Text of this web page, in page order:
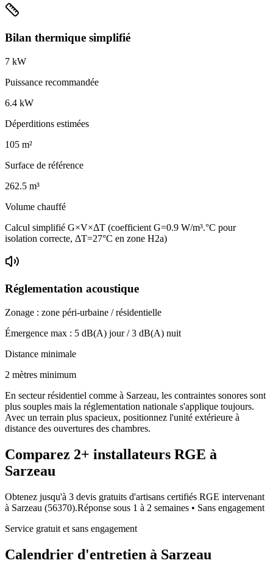
Bilan thermique simplifié
7 kW
Puissance recommandée
6.4 kW
Déperditions estimées
105 m²
Surface de référence
262.5 m³
Volume chauffé
Calcul simplifié G×V×ΔT (coefficient G=0.9 W/m³.°C pour
isolation correcte, ΔT=27°C en zone H2a)
Réglementation acoustique
Zonage : zone péri-urbaine / résidentielle
Émergence max : 5 dB(A) jour /3 dB(A) nuit
Distance minimale
2 mètres minimum
En secteur résidentiel comme à Sarzeau, les contraintes sonores sont
plus souples mais la réglementation nationale s'applique toujours.
Avec un terrain plus spacieux, positionnez l'unité extérieure à
distance des ouvertures des chambres.
Comparez 2+ installateurs RGE à
Sarzeau
Obtenez jusqu'à 3 devis gratuits d'artisans certifiés RGE intervenant
à Sarzeau (56370).Réponse sous 1 à 2 semaines • Sans engagement
Service gratuit et sans engagement
Calendrier d'entretien à Sarzeau